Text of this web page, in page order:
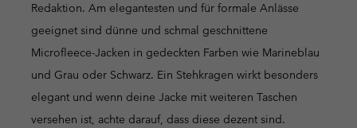
Redaktion. Am elegantesten und für formale Anlässe
geeignet sind dünne und schmal geschnittene
Microfleece-Jacken in gedeckten Farben wie Marineblau
und Grau oder Schwarz. Ein Stehkragen wirkt besonders
elegant und wenn deine Jacke mit weiteren Taschen
versehen ist, achte darauf, dass diese dezent sind.